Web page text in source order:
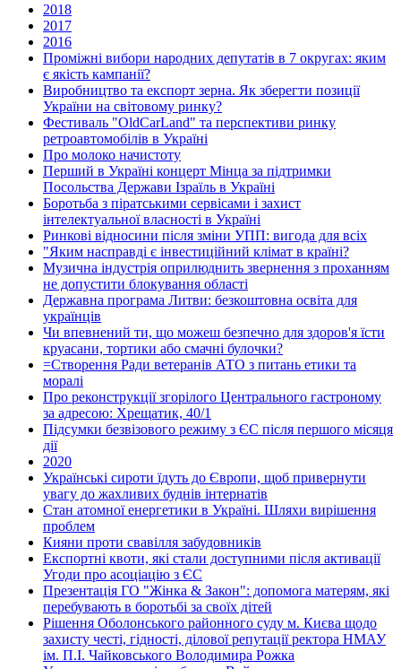
2018
2017
2016
Проміжні вибори народних депутатів в 7 округах: яким
є якість кампанії?
Виробництво та експорт зерна. Як зберегти позиції
України на світовому ринку?
Фестиваль "OldCarLand" та перспективи ринку
ретроавтомобілів в Україні
Про молоко начистоту
Перший в Україні концерт Мінца за підтримки
Посольства Держави Ізраїль в Україні
Боротьба з піратськими сервісами і захист
інтелектуальної власності в Україні
Ринкові відносини після зміни УПП: вигода для всіх
"Яким насправді є інвестиційний клімат в країні?
Музична індустрія оприлюднить звернення з проханням
не допустити блокування області
Державна програма Литви: безкоштовна освіта для
українців
Чи впевнений ти, що можеш безпечно для здоров'я їсти
круасани, тортики або смачні булочки?
=Створення Ради ветеранів АТО з питань етики та
моралі
Про реконструкції згорілого Центрального гастроному
за адресою: Хрещатик, 40/1
Підсумки безвізового режиму з ЄС після першого місяця
дії
2020
Українські сироти їдуть до Європи, щоб привернути
увагу до жахливих буднів інтернатів
Стан атомної енергетики в Україні. Шляхи вирішення
проблем
Кияни проти свавілля забудовників
Експортні квоти, які стали доступними після активації
Угоди про асоціацію з ЄС
Презентація ГО "Жінка & Закон": допомога матерям, які
перебувають в боротьбі за своїх дітей
Рішення Оболонського районного суду м. Києва щодо
захисту честі, гідності, ділової репутації ректора НМАУ
ім. П.І. Чайковського Володимира Рожка